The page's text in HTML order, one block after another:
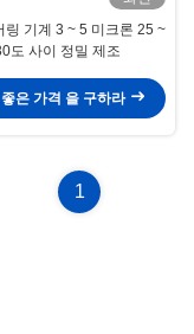
링 기계 3 ~ 5 미크론 25 ~
도 사이 정밀 제조
은 가격 을 구하라
1